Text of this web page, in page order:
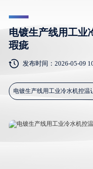
电镀生产线用工业
瑕疵
发布时间：2026-05-09
电镀生产线用工业冷水机控温